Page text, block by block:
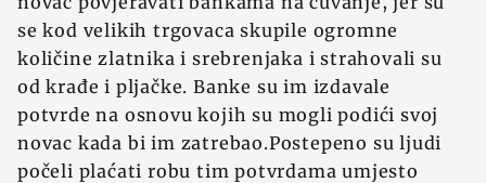
se kod velikih trgovaca skupile ogromne
količine zlatnika i srebrenjaka i strahovali su
od krađe i pljačke. Banke su im izdavale
potvrde na osnovu kojih su mogli podići svoj
novac kada bi im zatrebao.Postepeno su ljudi
počeli plaćati robu tim potvrdama umjesto